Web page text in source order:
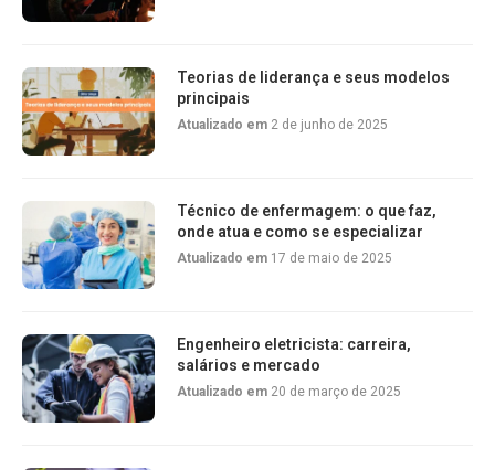
Teorias de liderança e seus modelos
principais
Atualizado em 2 de junho de 2025
Técnico de enfermagem: o que faz,
onde atua e como se especializar
Atualizado em 17 de maio de 2025
Engenheiro eletricista: carreira,
salários e mercado
Atualizado em 20 de março de 2025